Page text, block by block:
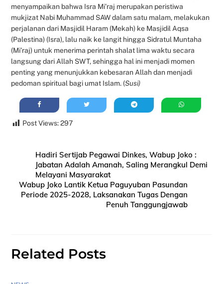
menyampaikan bahwa Isra Mi’raj merupakan peristiwa
mukjizat Nabi Muhammad SAW dalam satu malam, melakukan
perjalanan dari Masjidil Haram (Mekah) ke Masjidil Aqsa
(Palestina) (Isra), lalu naik ke langit hingga Sidratul Muntaha
(Mi’raj) untuk menerima perintah shalat lima waktu secara
langsung dari Allah SWT, sehingga hal ini menjadi momen
penting yang menunjukkan kebesaran Allah dan menjadi
pedoman spiritual bagi umat Islam. (Susi)
Post Views: 297
Hadiri Sertijab Pegawai Dinkes, Wabup Joko :
Jabatan Adalah Amanah, Saling Merangkul Demi
Melayani Masyarakat
Wabup Joko Lantik Ketua Paguyuban Pasundan
Periode 2025-2028, Laksanakan Tugas Dengan
Penuh Tanggungjawab
Related Posts